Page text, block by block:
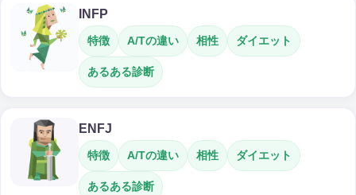
INFP
特徴 A/Tの違い 相性 ダイエット
あるある診断
ENFJ
特徴 A/Tの違い 相性 ダイエット
あるある診断